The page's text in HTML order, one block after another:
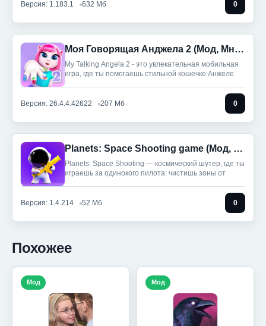
Версия: 1.183.1 632 Мб 0
Моя Говорящая Анджела 2 (Мод, Много денег)
My Talking Angela 2 - это увлекательная мобильная
игра, где ты помогаешь стильной кошечке Анжеле
Версия: 26.4.4.42622 207 Мб 0
Planets: Space Shooting game (Мод, Режим бога)
Planets: Space Shooting — космический шутер, где ты
играешь за одинокого пилота: чистишь зоны от
Версия: 1.4.214 52 Мб 0
Похожее
Мод Мод